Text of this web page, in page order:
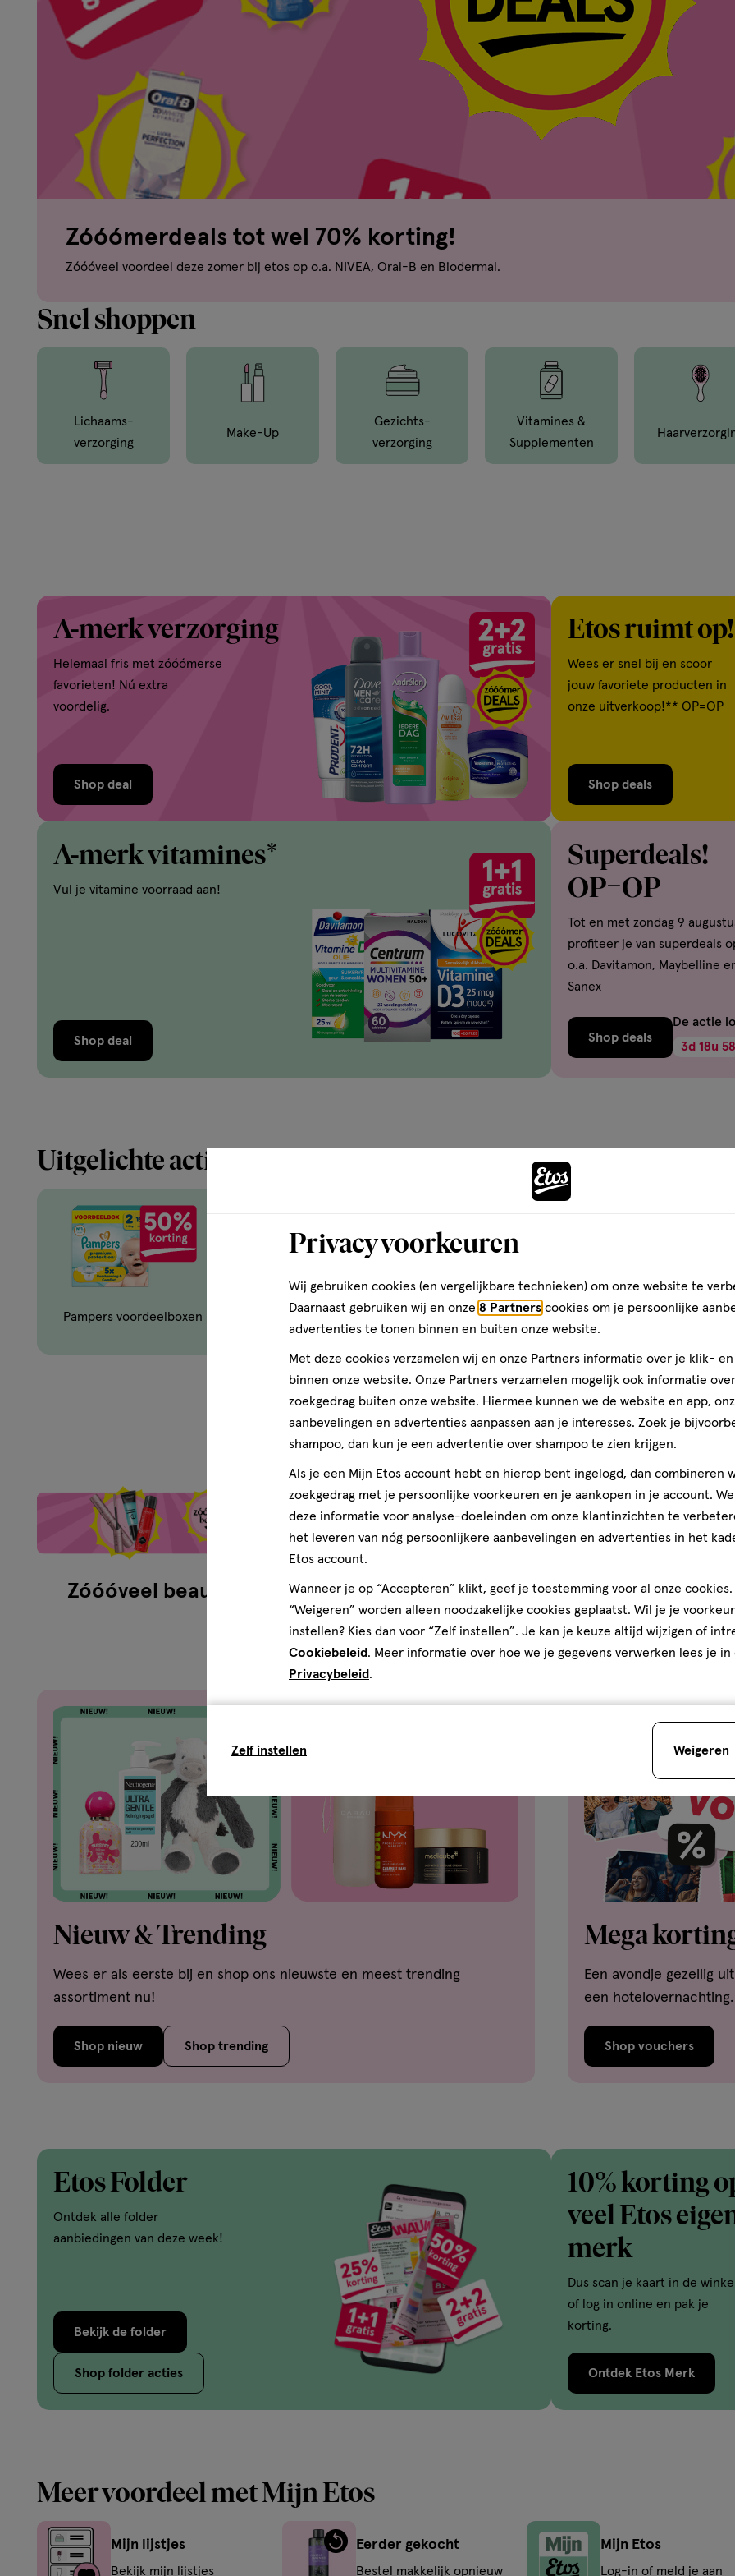
mooi
voelen.
Van
binnen
Zóóómerdeals tot wel 70% korting!
Zóóóveel voordeel deze zomer bij etos op o.a. NIVEA, Oral-B en Biodermal.
Snel shoppen
Lichaams­
Verzorging
Make-Up
Gezichts­
Verzorging
Vitamines &
Supple­menten
A-merk verzorging
Helemaal fris met zóóómerse
favorieten! Nú extra
voordelig.
Shop deal
Etos ruimt op!
Wees er snel bij en scoor
jouw favoriete producten in
onze uitverkoop!** OP=OP
Shop deals
A-merk vitamines*
Vul je vitamine voorraad aan!
Shop deal
Superdeals!
OP=OP
Tot en met zondag 9
profiteer je van superdeals
o.a. Davitamon, Maybelline
Sanex
Shop deals
De actie
3d 18u 57
Uitgelichte acties
Pampers voordeelboxen
Oral-B mondverzorging en
opzetborstels
Diverse A-merken
Zóóóveel zomerassortiment bij
Zóóóveel beauty Zomer apotheek Zóóóveel
Nieuw & Trending
Wees er als eerste bij en shop ons nieuwste en meest trending
assortiment nu!
Shop nieuw Shop trending
Mega
Een avondje gezellig
een
Shop vouchers
Etos Folder
Ontdek alle folder
aanbiedingen van deze week!
Bekijk de folder
Shop folder acties
10% korting
veel Etos
merk
Dus scan je kaart in de winkel
of log in online en pak je
korting.
Ontdek Etos Merk
Meer voordeel met Mijn Etos
Mijn lijstjes
Bekijk mijn lijstjes
Eerder gekocht
Bestel makkelijk opnieuw
Mijn Etos
Log-in of meld je aan
Privacy voorkeuren
Wij gebruiken cookies (en vergelijkbare technieken) om onze website te
Daarnaast gebruiken wij en onze 8 Partners cookies om je persoonlijke
advertenties te tonen binnen en buiten onze website.
Met deze cookies verzamelen wij en onze Partners informatie over je klik-
binnen onze website. Onze Partners verzamelen mogelijk ook informatie
zoekgedrag buiten onze website. Hiermee kunnen we de website en app,
aanbevelingen en advertenties aanpassen aan je interesses. Zoek je
shampoo, dan kun je een advertentie over shampoo te zien krijgen.
Als je een Mijn Etos account hebt en hierop bent ingelogd, dan combineren
zoekgedrag met je persoonlijke voorkeuren en je aankopen in je account.
deze informatie voor analyse-doeleinden om onze klantinzichten te
het leveren van nóg persoonlijkere aanbevelingen en advertenties in het
Etos account.
Wanneer je op “Accepteren” klikt, geef je toestemming voor al onze cookies.
“Weigeren” worden alleen noodzakelijke cookies geplaatst. Wil je je
instellen? Kies dan voor “Zelf instellen”. Je kan je keuze altijd wijzigen of
Cookiebeleid. Meer informatie over hoe we je gegevens verwerken lees je in
Privacybeleid.
Zelf instellen Weigeren